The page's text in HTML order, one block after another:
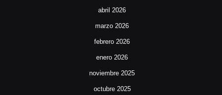
abril 2026
marzo 2026
febrero 2026
enero 2026
noviembre 2025
octubre 2025